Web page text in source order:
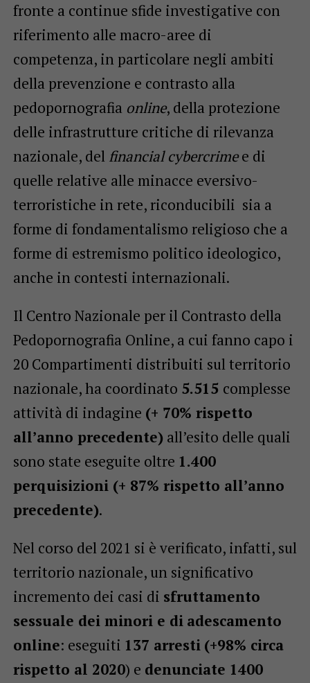
fronte a continue sfide investigative con
riferimento alle macro-aree di
competenza, in particolare negli ambiti
della prevenzione e contrasto alla
pedopornografia online, della protezione
delle infrastrutture critiche di rilevanza
nazionale, del financial cybercrimee di
quelle relative alle minacce eversivo-
terroristiche in rete, riconducibili sia a
forme di fondamentalismo religioso che a
forme di estremismo politico ideologico,
anche in contesti internazionali.
Il Centro Nazionale per il Contrasto della
Pedopornografia Online, a cui fanno capo i
20 Compartimenti distribuiti sul territorio
nazionale, ha coordinato 5.515 complesse
attività di indagine (+ 70% rispetto
all’anno precedente) all’esito delle quali
sono state eseguite oltre 1.400
perquisizioni (+ 87% rispetto all’anno
precedente).
Nel corso del 2021 si è verificato, infatti, sul
territorio nazionale, un significativo
incremento dei casi di sfruttamento
sessuale dei minori e di adescamento
online: eseguiti 137 arresti (+98% circa
rispetto al 2020) e denunciate 1400